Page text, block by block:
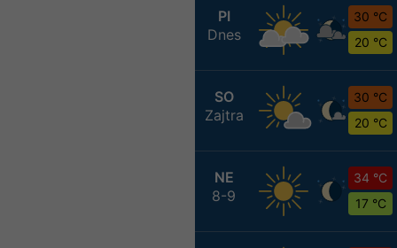
PI
Dnes
30 °C
20 °C
SO
Zajtra
30 °C
20 °C
NE
8-9
34 °C
17 °C